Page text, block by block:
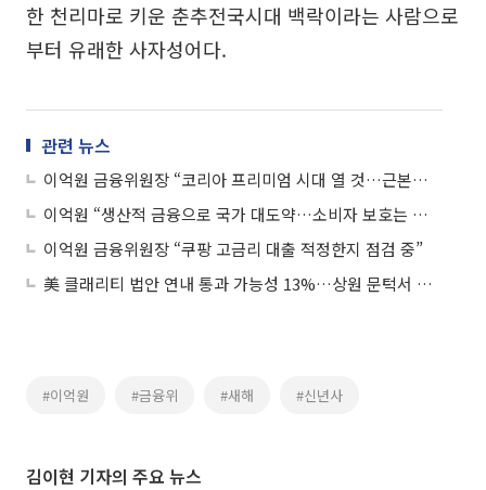
한 천리마로 키운 춘추전국시대 백락이라는 사람으로
부터 유래한 사자성어다.
관련 뉴스
이억원 금융위원장 “코리아 프리미엄 시대 열 것…근본적인 체질 개선 지속”
이억원 “생산적 금융으로 국가 대도약…소비자 보호는 기본 책무”
이억원 금융위원장 “쿠팡 고금리 대출 적정한지 점검 중”
美 클래리티 법안 연내 통과 가능성 13%…상원 문턱서 제동
#이억원 #금융위 #새해 #신년사
김이현 기자의 주요 뉴스